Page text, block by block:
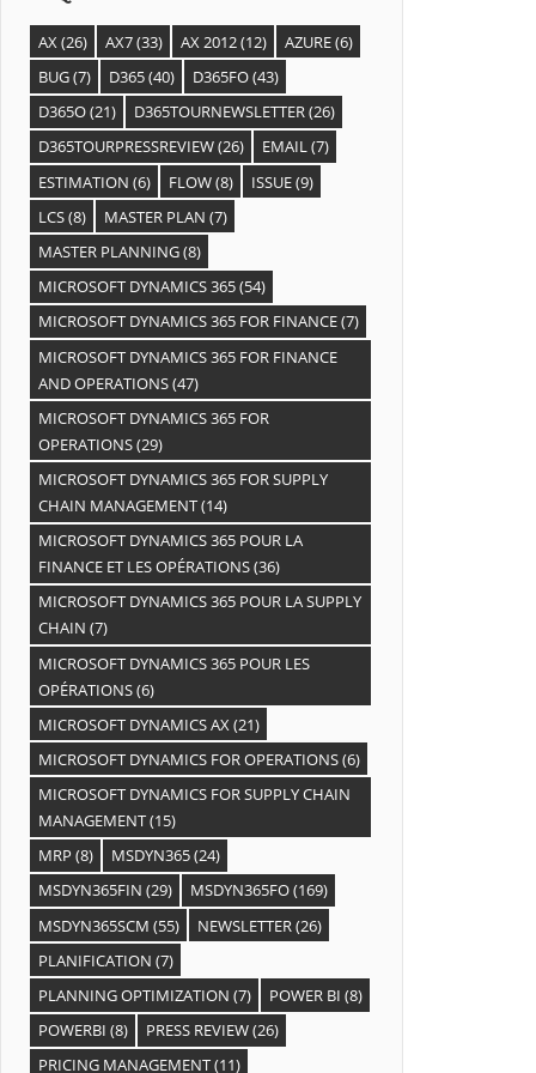
AX(26) AX7(33) AX 2012(12) AZURE(6)
BUG(7) D365(40) D365FO(43)
D365O(21) D365TOURNEWSLETTER(26)
D365TOURPRESSREVIEW(26) EMAIL(7)
ESTIMATION (6) FLOW(8) ISSUE(9)
LCS(8) MASTER PLAN (7)
MASTER PLANNING(8)
MICROSOFT DYNAMICS 365(54)
MICROSOFT DYNAMICS 365 FOR FINANCE(7)
MICROSOFT DYNAMICS 365 FOR FINANCE
AND OPERATIONS(47)
MICROSOFT DYNAMICS 365 FOR
OPERATIONS(29)
MICROSOFT DYNAMICS 365 FOR SUPPLY
CHAIN MANAGEMENT(14)
MICROSOFT DYNAMICS 365 POUR LA
FINANCE ET LES OPÉRATIONS(36)
MICROSOFT DYNAMICS 365 POUR LA SUPPLY
CHAIN (7)
MICROSOFT DYNAMICS 365 POUR LES
OPÉRATIONS(6)
MICROSOFT DYNAMICS AX(21)
MICROSOFT DYNAMICS FOR OPERATIONS(6)
MICROSOFT DYNAMICS FOR SUPPLY CHAIN
MANAGEMENT(15)
MRP (8) MSDYN365(24)
MSDYN365FIN (29) MSDYN365FO(169)
MSDYN365SCM (55) NEWSLETTER(26)
PLANIFICATION (7)
PLANNING OPTIMIZATION (7) POWER BI (8)
POWERBI (8) PRESS REVIEW(26)
PRICING MANAGEMENT(11)